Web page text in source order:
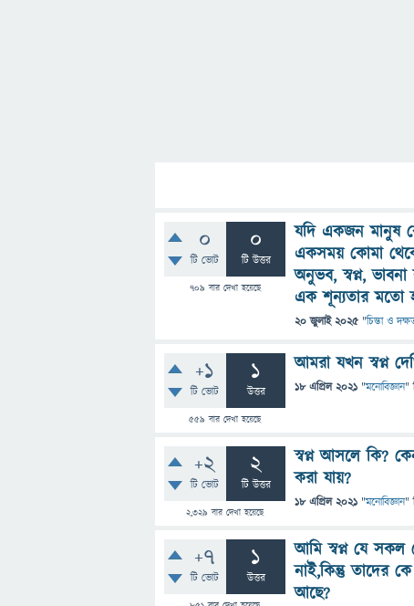
0
টি ভোট
0
টি উত্তর
709 বার দেখা হয়েছে
যদি একজন মানুষ
একসময় কোমা
অনুভব, স্বপ্ন,
এক শূন্যতার মতো
20 জুলাই 2025 "চিন্তা ও
+1
টি ভোট
1
উত্তর
559 বার দেখা হয়েছে
আমরা যখন স্বপ্ন
18 এপ্রিল 2021 "মনোবিজ্ঞান"
+2
টি ভোট
2
টি উত্তর
2,329 বার দেখা হয়েছে
স্বপ্ন আসলে কি?
করা যায়?
18 এপ্রিল 2021 "মনোবিজ্ঞান"
+7
টি ভোট
1
উত্তর
আমি স্বপ্ন যে সকল
নাই,কিন্তু তাদের
আছে?